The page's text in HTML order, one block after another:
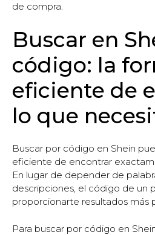
de compra.
Buscar en
código: la
eficiente de
lo que
Buscar por código en Shein
eficiente de encontrar
En lugar de depender de
descripciones, el código de un
proporcionarte resultados más
Para buscar por código en